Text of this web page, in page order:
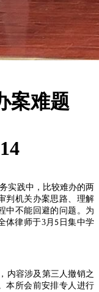
案难题
实践中，比较难办的两
判机关办案思路、理解
中不能回避的问题。为
体律师于3月 5 日集中学
内容涉及第三人撤销之
本所会前安排专人进行